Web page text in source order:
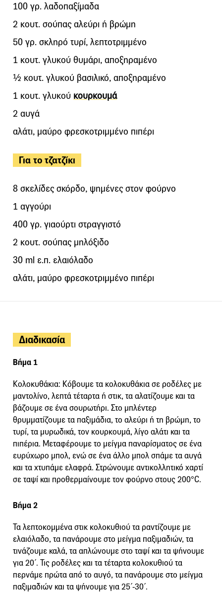
100 γρ. λαδοπαξίμαδα
2 κουτ. σούπας αλεύρι ή βρώμη
50 γρ. σκληρό τυρί, λεπτοτριμμένο
1 κουτ. γλυκού θυμάρι, αποξηραμένο
½ κουτ. γλυκού βασιλικό, αποξηραμένο
1 κουτ. γλυκού κουρκουμά
2 αυγά
αλάτι, μαύρο φρεσκοτριμμένο πιπέρι
Για το τζατζίκι
8 σκελίδες σκόρδο, ψημένες στον φούρνο
1 αγγούρι
400 γρ. γιαούρτι στραγγιστό
2 κουτ. σούπας μηλόξιδο
30 ml ε.π. ελαιόλαδο
αλάτι, μαύρο φρεσκοτριμμένο πιπέρι
Διαδικασία
Βήμα 1
Κολοκυθάκια: Κόβουμε τα κολοκυθάκια σε ροδέλες με
μαντολίνο, λεπτά τέταρτα ή στικ, τα αλατίζουμε και τα
βάζουμε σε ένα σουρωτήρι. Στο μπλέντερ
θρυμματίζουμε τα παξιμάδια, το αλεύρι ή τη βρώμη, το
τυρί, τα μυρωδικά, τον κουρκουμά, λίγο αλάτι και τα
πιπέρια. Μεταφέρουμε το μείγμα παναρίσματος σε ένα
ευρύχωρο μπολ, ενώ σε ένα άλλο μπολ σπάμε τα αυγά
και τα χτυπάμε ελαφρά. Στρώνουμε αντικολλητικό χαρτί
σε ταψί και προθερμαίνουμε τον φούρνο στους 200°C.
Βήμα 2
Τα λεπτοκομμένα στικ κολοκυθιού τα ραντίζουμε με
ελαιόλαδο, τα πανάρουμε στο μείγμα παξιμαδιών, τα
τινάζουμε καλά, τα απλώνουμε στο ταψί και τα ψήνουμε
για 20΄. Τις ροδέλες και τα τέταρτα κολοκυθιού τα
περνάμε πρώτα από το αυγό, τα πανάρουμε στο μείγμα
παξιμαδιών και τα ψήνουμε για 25΄-30΄.